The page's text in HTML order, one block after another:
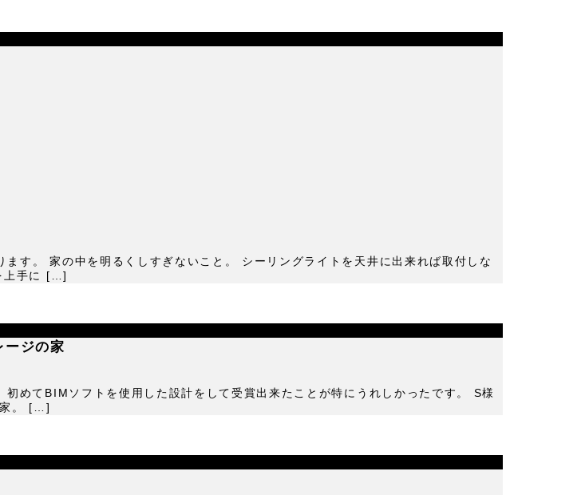
す。 家の中を明るくしすぎないこと。 シーリングライトを天井に出来れば取付しな
上手に […]
ジの家
てBIMソフトを使用した設計をして受賞出来たことが特にうれしかったです。 S様
家。 […]